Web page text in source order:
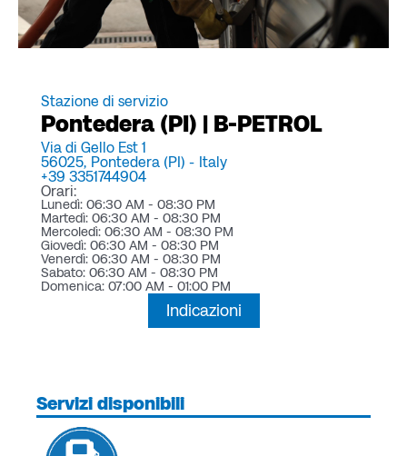
Stazione di servizio
Pontedera (PI) | B-PETROL
Via di Gello Est 1
56025, Pontedera (PI) - Italy
+39 3351744904
Orari:
Lunedì: 06:30 AM - 08:30 PM
Martedì: 06:30 AM - 08:30 PM
Mercoledì: 06:30 AM - 08:30 PM
Giovedì: 06:30 AM - 08:30 PM
Venerdì: 06:30 AM - 08:30 PM
Sabato: 06:30 AM - 08:30 PM
Domenica: 07:00 AM - 01:00 PM
Indicazioni
Servizi disponibili